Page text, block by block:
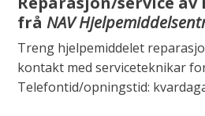
fråNAV
Treng hjelpemiddelet
kontakt med serviceteknikar
Telefontid/opningstid: